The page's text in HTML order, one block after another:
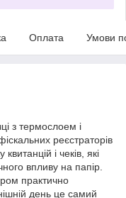
Оплата Умови
з термослоем і
реєстраторів
і чеків, які
впливу на папір.
практично
день це самий